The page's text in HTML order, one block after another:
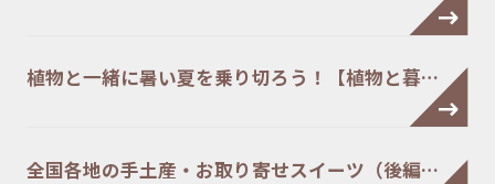
植物と一緒に暑い夏を乗り切ろう！【植物と暮…
全国各地の手土産・お取り寄せスイーツ（後編…